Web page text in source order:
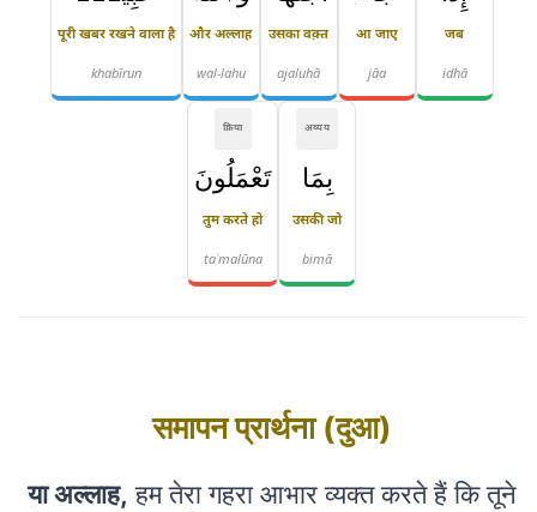
जब
idhā
आ जाए
jāa
उसका वक़्त
ajaluhā
और अल्लाह
wal-lahu
पूरी खबर रखने वाला है
khabīrun
अव्यय
بِمَا
उसकी जो
bimā
क्रिया
تَعْمَلُونَ
तुम करते हो
taʿmalūna
समापन प्रार्थना (दुआ)
या अल्लाह, हम तेरा गहरा आभार व्यक्त करते हैं कि तूने